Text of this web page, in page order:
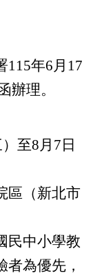
115年6月17
辦理。
至8月7日
區（新北市
民中小學教
為優先，